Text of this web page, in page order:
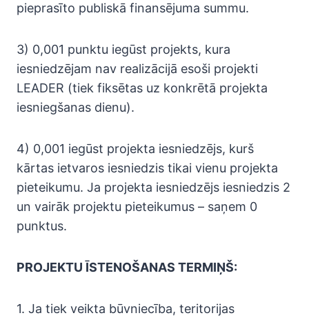
pieprasīto publiskā finansējuma summu.
3) 0,001 punktu iegūst projekts, kura
iesniedzējam nav realizācijā esoši projekti
LEADER (tiek fiksētas uz konkrētā projekta
iesniegšanas dienu).
4) 0,001 iegūst projekta iesniedzējs, kurš
kārtas ietvaros iesniedzis tikai vienu projekta
pieteikumu. Ja projekta iesniedzējs iesniedzis 2
un vairāk projektu pieteikumus – saņem 0
punktus.
PROJEKTU ĪSTENOŠANAS TERMIŅŠ:
1. Ja tiek veikta būvniecība, teritorijas